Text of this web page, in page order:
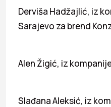
Derviša Hadžajlić, iz
Sarajevo za brend
Alen Žigić, iz
Slađana Aleksić, iz